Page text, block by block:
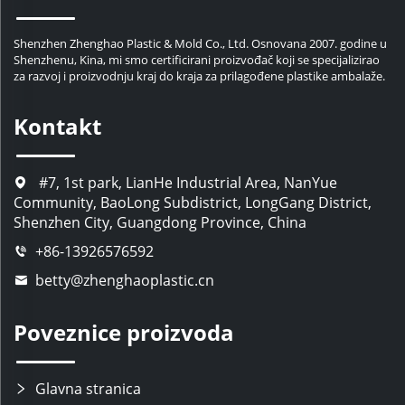
Uobičajeni materijali za boce šampona za potrebe
kupaca
Izbor odgovarajućih materijala ključan je za trajnost,
prilikom razvoja otpornih bočica šampona za
brendove za njegu kose.
PET (polietilen tereftalat):
PET je providni plastični
materijal koji se karakterizira visokom prozirnošću,
laganošću, čvrstoćom i reciklabilnošću. Međutim,
temperaturama. Najčešće se koristi za pakiranje
prozirnih tekućih šampona.
otporan na udarce, niskotroškovni i reciklabilni
plastika. To je najčešći izbor za plastično pakiranje
šampona. Obično, kupci biraju prilagodbu matirane,
mutne, meke površine ili drugih obrada kako bi
Shenzhen Zhenghao Plastic & Mold Co., Ltd. Osnovana 2007. godine u
Shenzhenu, Kina, mi smo certificirani proizvođač koji se specijalizirao
za razvoj i proizvodnju kraj do kraja za prilagođene plastike ambalaže.
Kontakt
#7, 1st park, LianHe Industrial Area, NanYue
Community, BaoLong Subdistrict, LongGang District,
Shenzhen City, Guangdong Province, China
+86-13926576592
betty@zhenghaoplastic.cn
Poveznice proizvoda
Glavna stranica